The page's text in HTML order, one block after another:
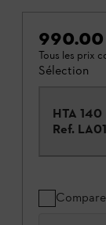
990.00
Tous les prix
Sélection
HTA 140
Ref.